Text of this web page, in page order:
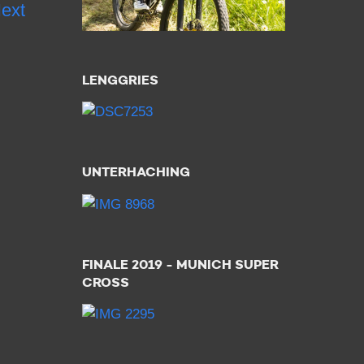
LENGGRIES
UNTERHACHING
FINALE 2019 - MUNICH SUPER
CROSS